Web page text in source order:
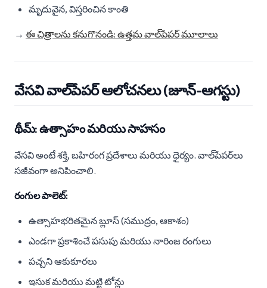
మృదువైన, విస్తరించిన కాంతి
→ ఈ చిత్రాలను కనుగొనండి: ఉత్తమ వాల్‌పేపర్ మూలాలు
వేసవి వాల్‌పేపర్ ఆలోచనలు (జూన్-ఆగస్టు)
థీమ్: ఉత్సాహం మరియు సాహసం
వేసవి అంటే శక్తి, బహిరంగ ప్రదేశాలు మరియు ధైర్యం. వాల్‌పేపర్‌లు
సజీవంగా అనిపించాలి.
రంగుల పాలెట్:
ఉత్సాహభరితమైన బ్లూస్ (సముద్రం, ఆకాశం)
ఎండగా ప్రకాశించే పసుపు మరియు నారింజ రంగులు
పచ్చని ఆకుకూరలు
ఇసుక మరియు మట్టి టోన్లు